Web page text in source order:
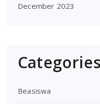
December 2023
Categories
Beasiswa